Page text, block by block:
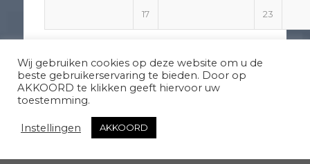
17 23
Wij gebruiken cookies op deze website om u de
beste gebruikerservaring te bieden. Door op
AKKOORD te klikken geeft hiervoor uw
toestemming.
Instellingen AKKOORD